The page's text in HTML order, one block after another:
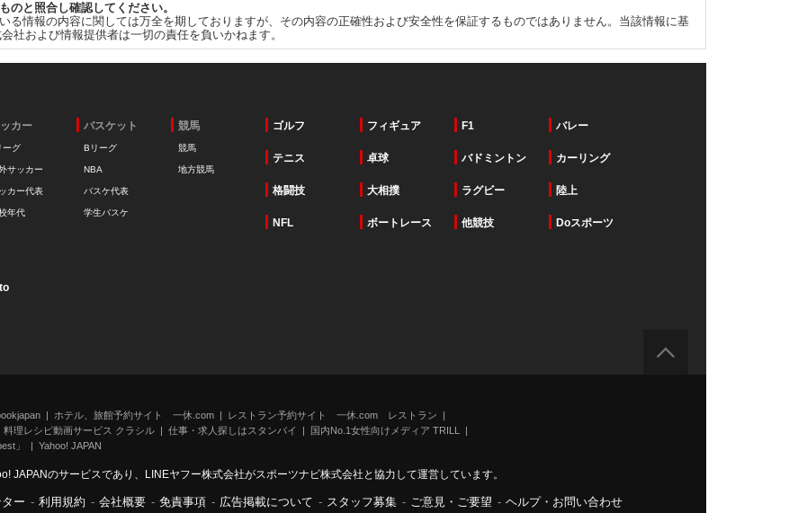
のと照合し確認してください。
る情報の内容に関しては万全を期しておりますが、その内容の正確性および安全性を保証するものではありません。当該情報に基
社および情報提供者は一切の責任を負いかねます。
カー
ーグ
サッカー
カー代表
年代
バスケット
Bリーグ
NBA
バスケ代表
学生バスケ
競馬
競馬
地方競馬
ゴルフ フィギュア F1 バレー
テニス 卓球 バドミントン カーリング
格闘技 大相撲 ラグビー 陸上
NFL ボートレース 他競技 Doスポーツ
ホテル、旅館予約サイト 一休.com
レストラン予約サイト 一休.com レストラン
料理レシピ動画サービス クラシル 仕事・求人探しはスタンバイ
国内No.1女性向けメディア TRILL
」
Yahoo! JAPAN
JAPANのサービスであり、LINEヤフー株式会社がスポーツナビ株式会社と協力して運営しています。
ー - 利用規約 - 会社概要 - 免責事項 - 広告掲載について - スタッフ募集 - ご意見・ご要望 - ヘルプ・お問い合わせ